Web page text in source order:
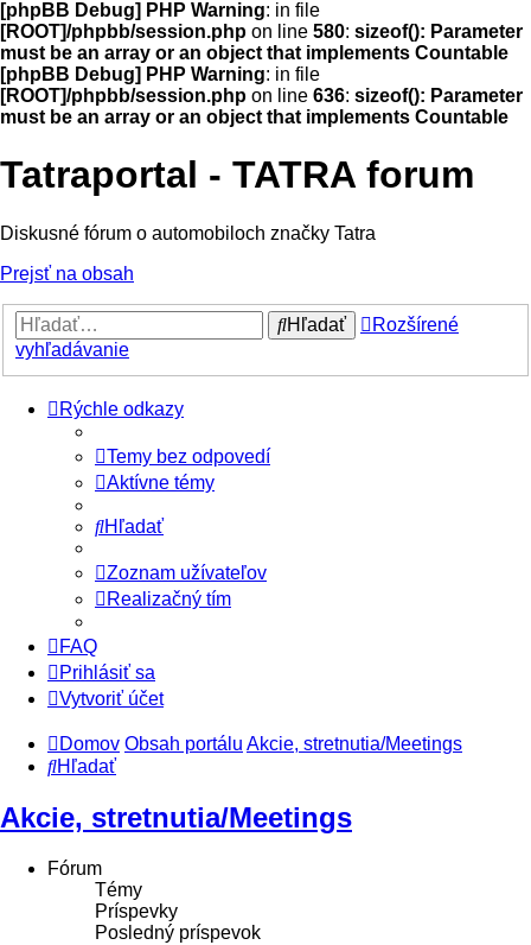
[phpBB Debug] PHP Warning: in file
[ROOT]/phpbb/session.php on line 580: sizeof(): Parameter
must be an array or an object that implements Countable
[phpBB Debug] PHP Warning: in file
[ROOT]/phpbb/session.php on line 636: sizeof(): Parameter
must be an array or an object that implements Countable
Tatraportal - TATRA forum
Diskusné fórum o automobiloch značky Tatra
Prejsť na obsah
Hľadať
Rozšírené
vyhľadávanie
Rýchle odkazy
Temy bez odpovedí
Aktívne témy
Hľadať
Zoznam užívateľov
Realizačný tím
FAQ
Prihlásiť sa
Vytvoriť účet
Domov Obsah portálu Akcie, stretnutia/Meetings
Hľadať
Akcie, stretnutia/Meetings
Fórum
Témy
Príspevky
Posledný príspevok